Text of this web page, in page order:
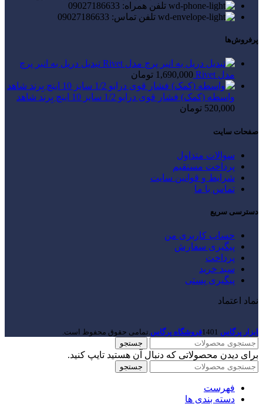
تلفن همراه: 09027186633
تلفن تماس: 09027186633
پرفروش‌ها
تبدیل دریل به انبر پرچ
مدل Rivet
1,690,000 تومان
واسطه (کمک) فشار قوی درایو 1/2 سایز 10 اینچ بِرند شاهد
520,000 تومان
صفحات سایت
سوالات متداول
پرداخت مستقیم
شرایط و قوانین سایت
تماس با ما
دسترسی سریع
حساب کاربری من
پیگیری سفارش
پرداخت
سبد خرید
پیگیری پستی
نماد اعتماد
ابزار پرگاس 1401فروشگاه پرگاس.تمامی حقوق محفوظ است.
جستجو
برای دیدن محصولاتی که دنبال آن هستید تایپ کنید.
جستجو
فهرست
دسته بندی ها